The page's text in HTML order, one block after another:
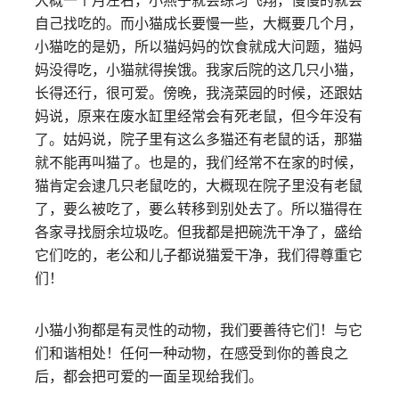
自己找吃的。而小猫成长要慢一些，大概要几个月，
小猫吃的是奶，所以猫妈妈的饮食就成大问题，猫妈
妈没得吃，小猫就得挨饿。我家后院的这几只小猫，
长得还行，很可爱。傍晚，我浇菜园的时候，还跟姑
妈说，原来在废水缸里经常会有死老鼠，但今年没有
了。姑妈说，院子里有这么多猫还有老鼠的话，那猫
就不能再叫猫了。也是的，我们经常不在家的时候，
猫肯定会逮几只老鼠吃的，大概现在院子里没有老鼠
了，要么被吃了，要么转移到别处去了。所以猫得在
各家寻找厨余垃圾吃。但我都是把碗洗干净了，盛给
它们吃的，老公和儿子都说猫爱干净，我们得尊重它
们！
小猫小狗都是有灵性的动物，我们要善待它们！与它
们和谐相处！任何一种动物，在感受到你的善良之
后，都会把可爱的一面呈现给我们。